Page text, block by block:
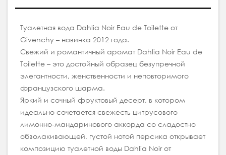
Туалетная вода Dahlia Noir Eau de Toilette от
Givenchy – новинка 2012 года.
Свежий и романтичный аромат Dahlia Noir Eau de
Toilette – это достойный образец безупречной
элегантности, женственности и неповторимого
французского шарма.
Яркий и сочный фруктовый десерт, в котором
идеально сочетается свежесть цитрусового
лимонно-мандаринового аккорда со сладостно
обволакивающей, густой нотой персика открывает
композицию туалетной воды Dahlia Noir от